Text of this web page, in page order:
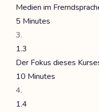
Medien im
5 Minutes
1.3
Der Fokus dieses
10 Minutes
1.4